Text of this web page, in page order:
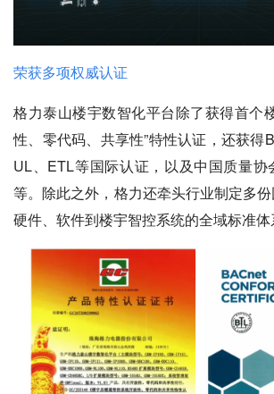
荣获多项权威认证
格力泰山楼宇数智化平台除了获得首个
性、零代码、共享性”特性认证，还获得
UL、ETL等国际认证，以及中国质量协
等。除此之外，格力还牵头行业制定多
硬件、软件到楼宇智控系统的全域标准体